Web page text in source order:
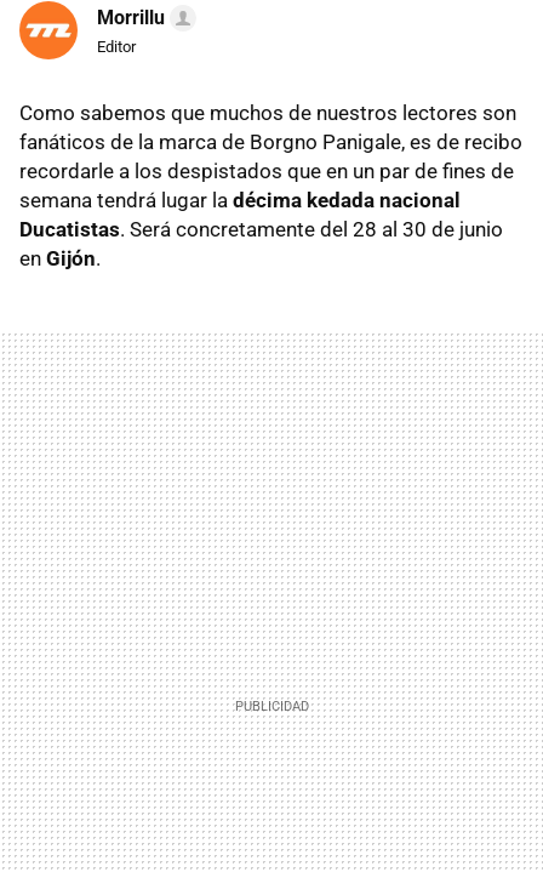
Morrillu
Editor
Como sabemos que muchos de nuestros lectores son
fanáticos de la marca de Borgno Panigale, es de recibo
recordarle a los despistados que en un par de fines de
semana tendrá lugar la décima kedada nacional
Ducatistas. Será concretamente del 28 al 30 de junio
en Gijón.